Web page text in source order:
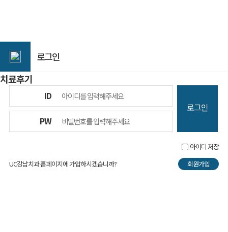
로그인
치료후기
ID
PW
로그인
아이디 저장
UC강남치과 홈페이지에 가입하시겠습니까?
회원가입